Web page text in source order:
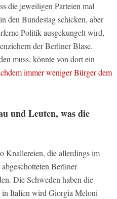
die jeweiligen Parteien mal
den Bundestag schicken, aber
Politik ausgekungelt wird,
der Berliner Blase.
muss, könnte von dort ein
immer weniger Bürger dem
und Leuten, was die
Knallereien, die allerdings im
Berliner
Die Schweden haben die
in Italien wird Giorgia Meloni